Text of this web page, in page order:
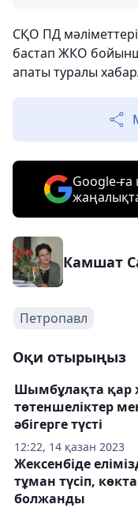
СҚО ПД
бастап ЖКО
апаты туралы
Google-
Камшат
Петропавл
Оқи отырыңыз
12:22, 14 қазан 2023
Шымбұлақта қар
төтеншеліктер
әбігерге түсті
Жексенбіде
тұман түсіп,
болжанды